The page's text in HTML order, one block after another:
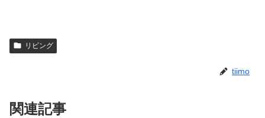
リビング
tiimo
関連記事